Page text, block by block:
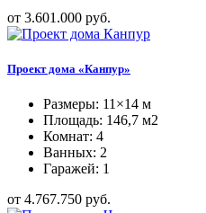
от 3.601.000 руб.
Проект дома «Канпур»
Размеры: 11×14 м
Площадь: 146,7 м2
Комнат: 4
Ванных: 2
Гаражей: 1
от 4.767.750 руб.